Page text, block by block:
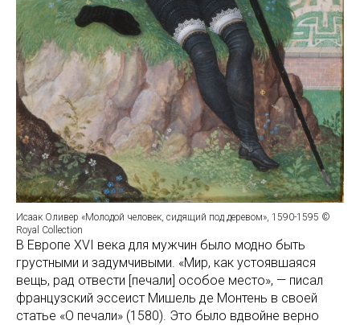
Исаак Оливер «Молодой человек, сидящий под деревом», 1590-1595 ©
Royal Collection
В Европе XVI века для мужчин было модно быть
грустными и задумчивыми. «Мир, как устоявшаяся
вещь, рад отвести [печали] особое место», — писал
французский эссеист Мишель де Монтень в своей
статье «О печали» (1580). Это было вдвойне верно